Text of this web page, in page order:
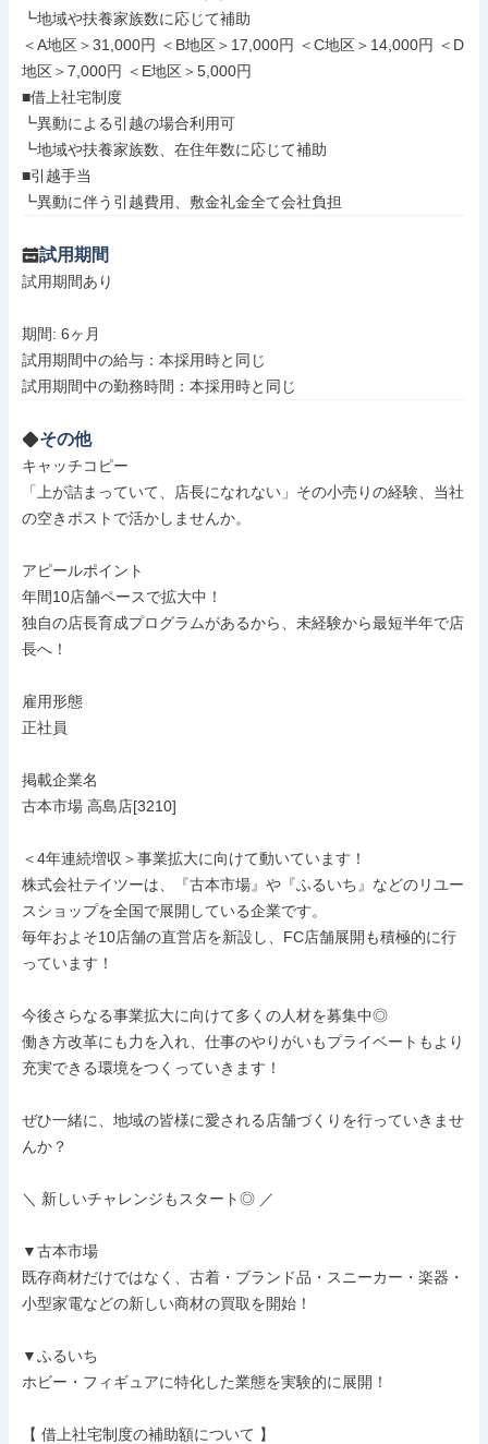
┗地域や扶養家族数に応じて補助
＜A地区＞31,000円 ＜B地区＞17,000円 ＜C地区＞14,000円 ＜D
地区＞7,000円 ＜E地区＞5,000円
■借上社宅制度
┗異動による引越の場合利用可
┗地域や扶養家族数、在住年数に応じて補助
■引越手当
┗異動に伴う引越費用、敷金礼金全て会社負担
試用期間
試用期間あり
期間: 6ヶ月
試用期間中の給与：本採用時と同じ
その他
キャッチコピー
「上が詰まっていて、店長になれない」その小売りの経験、当社
の空きポストで活かしませんか。
アピールポイント
年間10店舗ペースで拡大中！
独自の店長育成プログラムがあるから、未経験から最短半年で店
長へ！
雇用形態
正社員
掲載企業名
古本市場 高島店[3210]
＜4年連続増収＞事業拡大に向けて動いています！
株式会社テイツーは、『古本市場』や『ふるいち』などのリユー
スショップを全国で展開している企業です。
毎年およそ10店舗の直営店を新設し、FC店舗展開も積極的に行
っています！
今後さらなる事業拡大に向けて多くの人材を募集中◎
働き方改革にも力を入れ、仕事のやりがいもプライベートもより
充実できる環境をつくっていきます！
ぜひ一緒に、地域の皆様に愛される店舗づくりを行っていきませ
んか？
＼ 新しいチャレンジもスタート◎ ／
▼古本市場
既存商材だけではなく、古着・ブランド品・スニーカー・楽器・
小型家電などの新しい商材の買取を開始！
▼ふるいち
ホビー・フィギュアに特化した業態を実験的に展開！
【 借上社宅制度の補助額について 】